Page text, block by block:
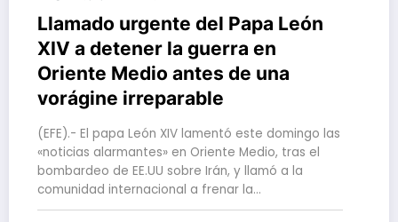
Llamado urgente del Papa León
XIV a detener la guerra en
Oriente Medio antes de una
vorágine irreparable
(EFE).- El papa León XIV lamentó este domingo las
«noticias alarmantes» en Oriente Medio, tras el
bombardeo de EE.UU sobre Irán, y llamó a la
comunidad internacional a frenar la…